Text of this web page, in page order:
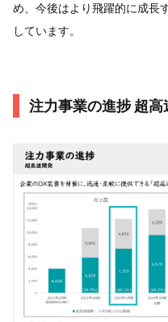
め、今後はより飛躍的に成長
しています。
注力事業の進捗 超高